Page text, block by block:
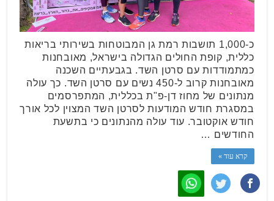
כ-1,000 תושבות רמת גן המבוטחות בשירותי בריאות
כללית, קופת החולים הגדולה בישראל, מאובחנות
כמתמודדות עם סרטן השד. בגבעתיים השכנה
מאובחנות קרוב ל-450 נשים עם סרטן השד. כך עולה
מנתונים של מחוז דן-פ"ת בכללית, המתפרסמים
במסגרת חודש המודעות לסרטן השד המצוין לכל אורך
חודש אוקטובר. עוד עולה מהנתונים כי בתשעת
החודשים …
קרא עוד »